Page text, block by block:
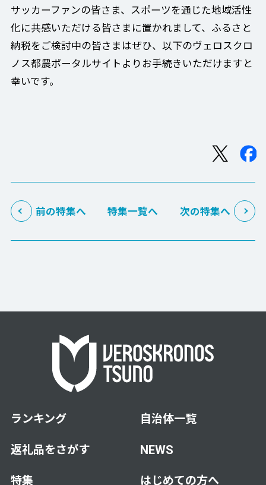
サッカーファンの皆さま、スポーツを通じた地域活性
化に共感いただける皆さまに置かれまして、ふるさと
納税をご検討中の皆さまはぜひ、以下のヴェロスクロ
ノス都農ポータルサイトよりお手続きいただけますと
幸いです。
前の特集へ 次の特集へ
特集一覧へ
ランキング
返礼品をさがす
特集
自治体一覧
NEWS
はじめての方へ